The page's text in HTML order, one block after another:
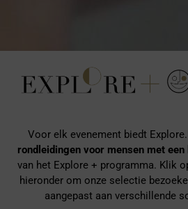
Voor elk evenement biedt
rondleidingen voor mensen met een
van het Explore + programma. Klik
hieronder om onze selectie
aangepast aan verschillende